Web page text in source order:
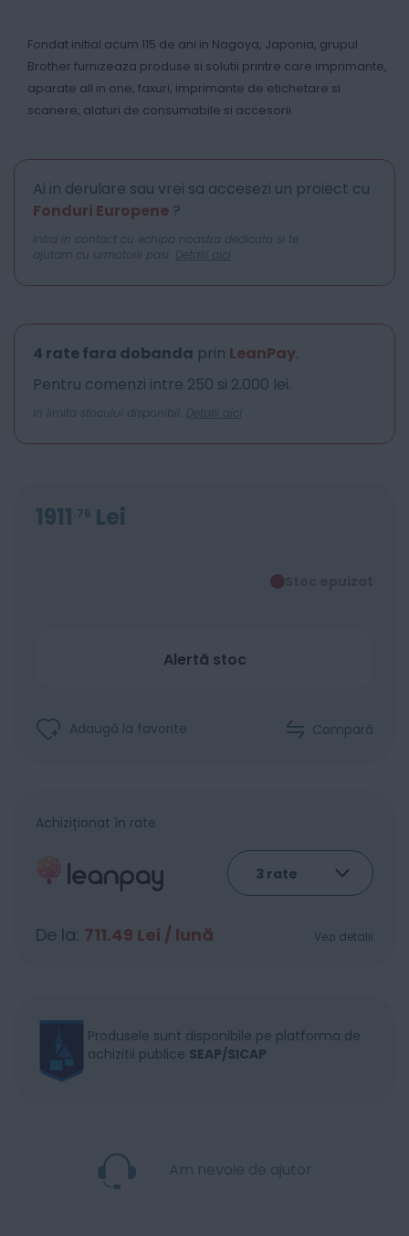
Fondat initial acum 115 de ani in Nagoya, Japonia, grupul
Brother furnizeaza produse si solutii printre care imprimante,
aparate all in one, faxuri, imprimante de etichetare si
scanere, alaturi de consumabile si accesorii.
Ai in derulare sau vrei sa accesezi un proiect cu
Fonduri Europene ?
Intra in contact cu echipa noastra dedicata si te
ajutam cu urmatorii pasi. Detalii aici
4 rate fara dobanda prin LeanPay.
Pentru comenzi intre 250 si 2.000 lei.
In limita stocului disponibil. Detalii aici
1911 76 Lei
Alertă stoc
Adaugă la favorite Compară
Achiziționat în rate
De la: 711.49 Lei / lună Vezi detalii
Produsele sunt disponibile pe platforma de
achizitii publice SEAP/SICAP
Am nevoie de ajutor